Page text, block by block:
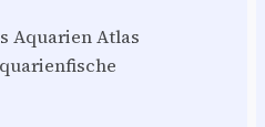
Aquarien Atlas